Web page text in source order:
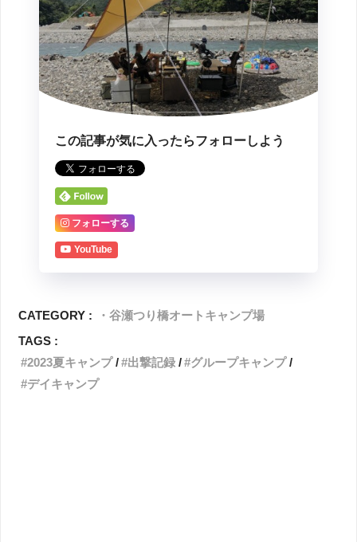
この記事が気に入ったらフォローしよう
フォローする
YouTube
CATEGORY :
・谷瀬つり橋オートキャンプ場
TAGS :
2023夏キャンプ
出撃記録
グループキャンプ
デイキャンプ